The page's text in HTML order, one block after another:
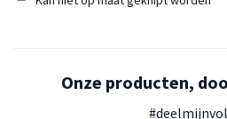
Onze producten,